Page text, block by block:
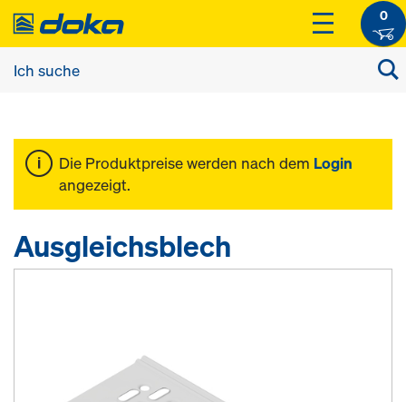
0
Die Produktpreise werden nach dem Login
angezeigt.
Ausgleichsblech